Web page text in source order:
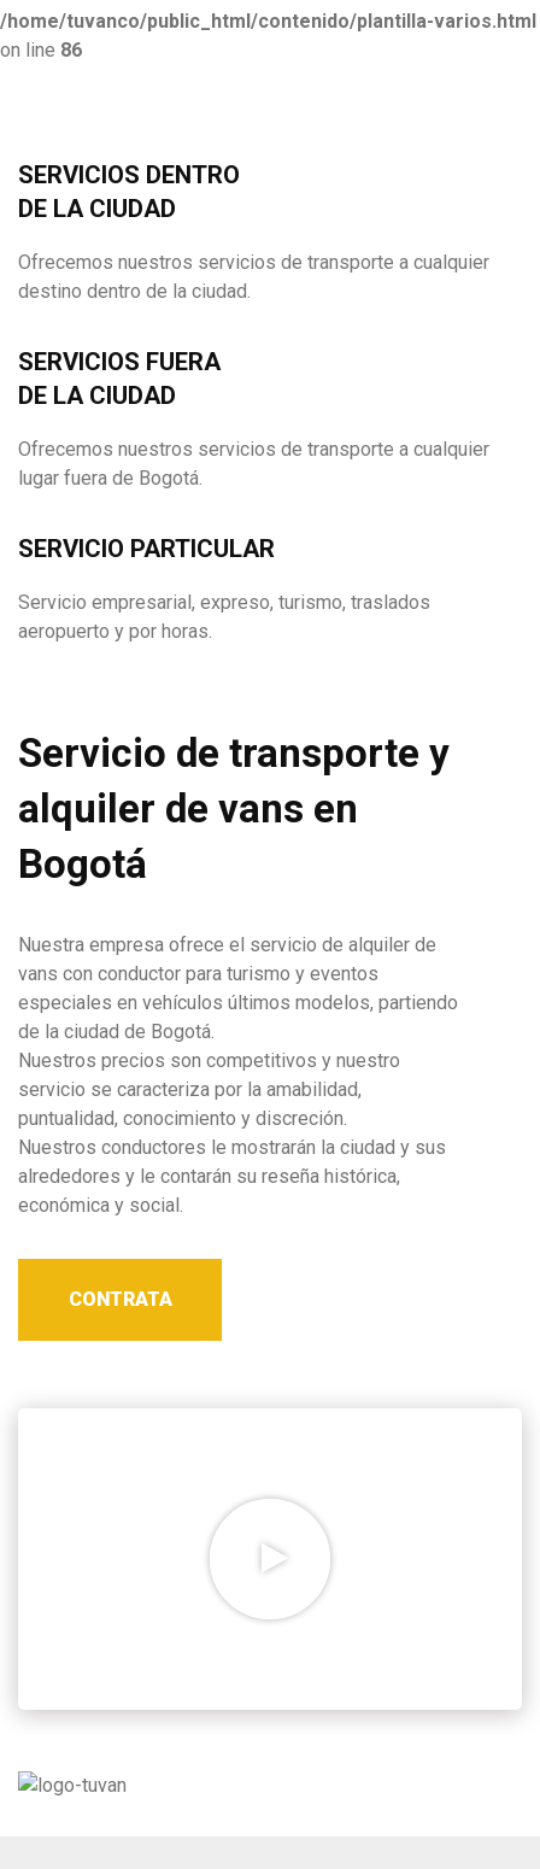
/home/tuvanco/public_html/contenido/plantilla-varios.html
on line 86
SERVICIOS DENTRO
DE LA CIUDAD
Ofrecemos nuestros servicios de transporte a cualquier
destino dentro de la ciudad.
SERVICIOS FUERA
DE LA CIUDAD
Ofrecemos nuestros servicios de transporte a cualquier
lugar fuera de Bogotá.
SERVICIO PARTICULAR
Servicio empresarial, expreso, turismo, traslados
aeropuerto y por horas.
Servicio de transporte y
alquiler de vans en
Bogotá
Nuestra empresa ofrece el servicio de alquiler de
vans con conductor para turismo y eventos
especiales en vehículos últimos modelos, partiendo
de la ciudad de Bogotá.
Nuestros precios son competitivos y nuestro
servicio se caracteriza por la amabilidad,
puntualidad, conocimiento y discreción.
Nuestros conductores le mostrarán la ciudad y sus
alrededores y le contarán su reseña histórica,
económica y social.
CONTRATA